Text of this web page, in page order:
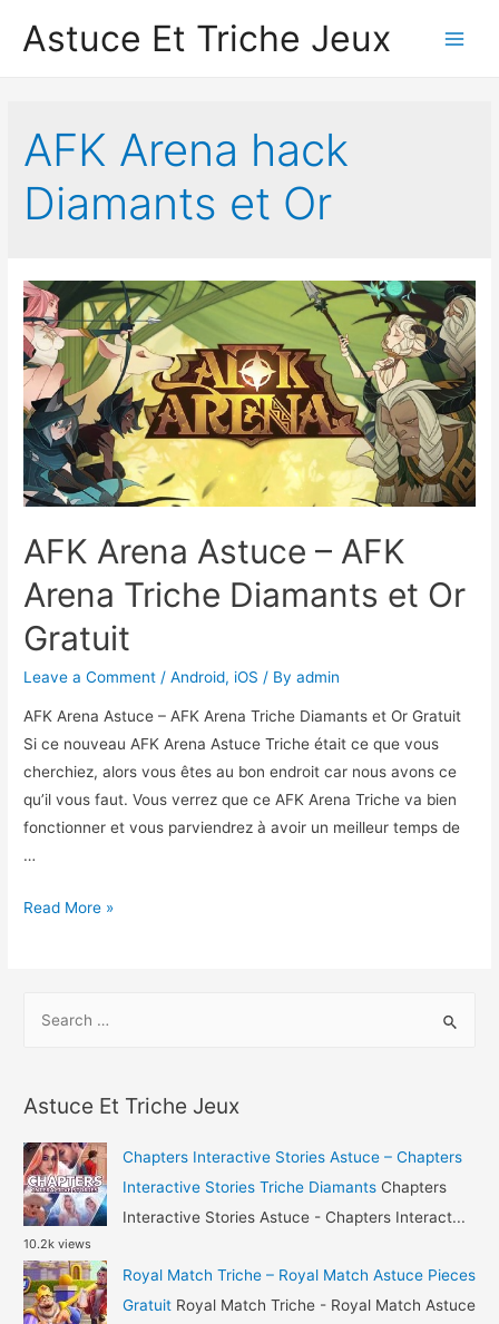
Astuce Et Triche Jeux
AFK Arena hack
Diamants et Or
AFK Arena Astuce – AFK
Arena Triche Diamants et Or
Gratuit
Leave a Comment /Android, iOS / Byadmin
AFK Arena Astuce – AFK Arena Triche Diamants et Or Gratuit
Si ce nouveau AFK Arena Astuce Triche était ce que vous
cherchiez, alors vous êtes au bon endroit car nous avons ce
qu’il vous faut. Vous verrez que ce AFK Arena Triche va bien
fonctionner et vous parviendrez à avoir un meilleur temps de
…
AFK
AFK
Diamants
Or
Gratuit
Read More »
h
f
o
r
:
Astuce Et Triche Jeux
Chapters Interactive Stories Astuce – Chapters
Interactive Stories Triche Diamants Chapters
Interactive Stories Astuce - Chapters Interact...
10.2k views
Royal Match Triche – Royal Match Astuce Pieces
Gratuit Royal Match Triche - Royal Match Astuce